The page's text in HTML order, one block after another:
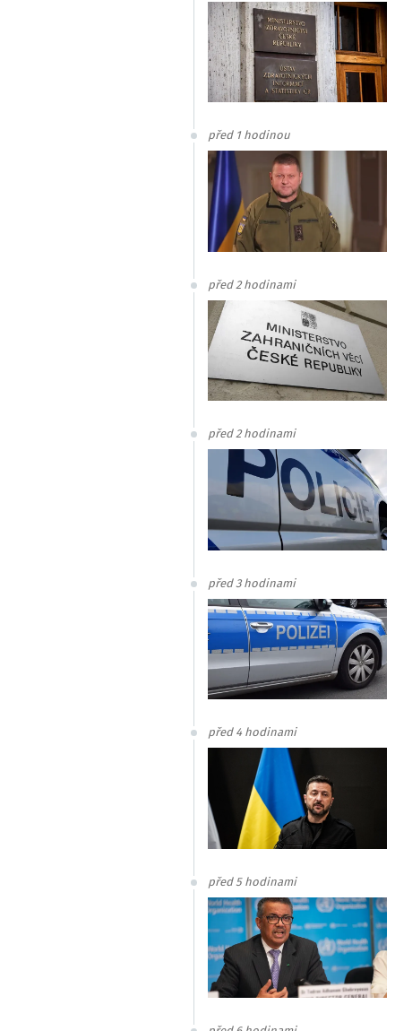
před 1 hodinou
před 2 hodinami
před 2 hodinami
před 3 hodinami
před 4 hodinami
před 5 hodinami